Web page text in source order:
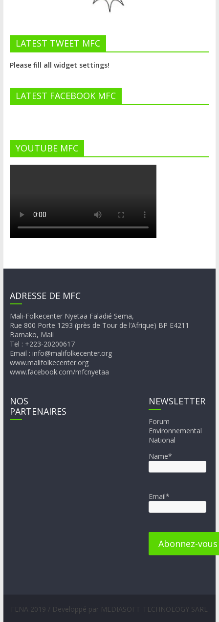
LATEST TWEET MFC
Please fill all widget settings!
LATEST FACEBOOK MFC
YOUTUBE MFC
ADRESSE DE MFC
Mali-Folkecenter Nyetaa Faladié Sema,
Rue 800 Porte 1293 (près de Tour de l’Afrique) BP E4211
Bamako, Mali
Tel : +223-20200617
Email : info@malifolkecenter.org
www.malifolkecenter.org
www.facebook.com/mfcnyetaa
NOS
PARTENAIRES
NEWSLETTER
Forum
Environnemental
National
Name*
Email*
FENA 2019 / Developpé par MEDIASOFT-TECHNOLOGY SARL